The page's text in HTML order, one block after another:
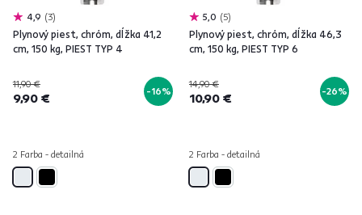
4,9 3
Plynový piest, chróm, dĺžka 41,2
cm, 150 kg, PIEST TYP 4
11,90 €
9,90 € -16%
2 Farba - detailná
5,0 5
Plynový piest, chróm, dĺžka 46,3
cm, 150 kg, PIEST TYP 6
14,90 €
10,90 € -26%
2 Farba - detailná